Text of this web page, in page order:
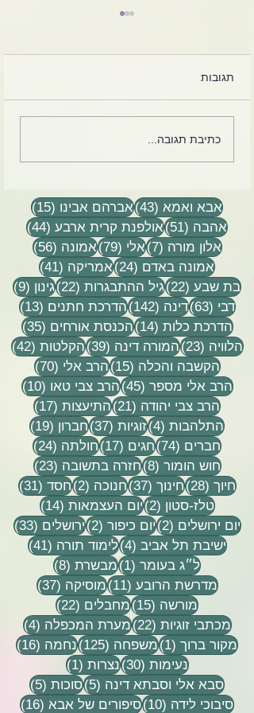
צבי הורביץ מספר על הוריו,
תגובות
כתיבת תגובה...
אבא ואמא (43) 43 פוסטים
אברהם אבינו (15)
15 פוסטים
אהבה (51) 51 פוסטים
אולפנת קרית ארבע (44)
44 פוסטים
אלון מורה (7) 7 פוסטיםאלי (79) 79 פוסטים
אמונה (56)
56 פוסטים
אמונה באדם (24) 24 פוסטים
אמריקה (41)
41 פוסטים
בת שבע (22) 22 פוסטים
גיל ההתבגרות (22) 22 פוסטים
גינון (9)
9 פוסטים
דבי (63) 63 פוסטים
דינה (142) 142 פוסטים
הדרכת חתנים (13)
13 פוסטים
הדרכת כלות (14) 14 פוסטים
הכנסת אורחים (35)
35 פוסטים
הלוויה (23) 23 פוסטים
המורה דינה (39) 39 פוסטים
הקלטות (42)
42
הקשבה והכלה (15) 15 פוסטים
הרב אלי (70)
70 פוסטים
הרב אלי מספר (45) 45 פוסטים
הרב צבי טאו (10)
10 פוסטים
הרב צבי יהודה (21) 21 פוסטים
התיעצות (17)
17 פוסטים
התלהבות (4) 4 פוסטיםזוגיות (37) 37 פוסטים
חברון (19)
19 פוסטים
חברים (74) 74 פוסטים
חגים (17) 17 פוסטים
חולתה (24)
24 פוסטים
חוש הומור (8) 8 פוסטיםחזרה בתשובה (23)
23 פוסטים
חיוך (28) 28 פוסטים
חינוך (37) 37 פוסטים
חנוכה (2) 2 פוסטיםחסד (31)
31 פוסטים
טלז-סטון (2) 2 פוסטיםיום העצמאות (14)
14 פוסטים
יום ירושלים (2) 2 פוסטיםיום כיפור (2) 2 פוסטיםירושלים (33)
33 פוסטים
ישיבת תל אביב (4) 4 פוסטיםלימוד תורה (41)
41 פוסטים
ל״ג בעומר (1) פוסט 1
מבשרת (8)
8 פוסטים
מדרשת הרובע (11) 11 פוסטים
מוסיקה (37)
37 פוסטים
מורשה (15) 15 פוסטים
מחבלים (22)
22 פוסטים
מכתבי זוגיות (22) 22 פוסטים
מערת המכפלה (4)
4 פוסטים
מקור ברוך (1) פוסט 1
משפחה (125) 125 פוסטים
נחמה (16)
16 פוסטים
נעימות (30) 30 פוסטים
נצרות (1)
פוסט 1
סבא אלי וסבתא דינה (5) 5 פוסטיםסוכות (5)
5 פוסטים
סיבוכי לידה (10) 10 פוסטים
סיפורים של אבא (16)
16 פוסטים